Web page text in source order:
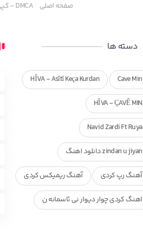
صفحه اصلی DMCA – کپی رایت
دسته ها
Cave Min
HÎVA - Asîtî Keça Kurdan
HÎVA - ÇAVÊ MIN
Navid Zardi Ft Ruya
zindan u jiyan دانلود اهنگ
آهنگ رپ کردی آهنگ ریمیکس کردی
اهنگ کردی چوار دیوار نی ئاسمانه ن